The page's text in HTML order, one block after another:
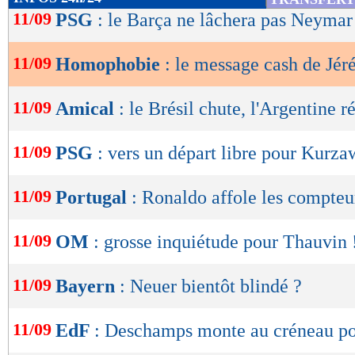
de
OK
11/09 PSG : le Barça ne lâchera pas Neymar
11/09 Homophobie : le message cash de
11/09 Amical : le Brésil chute, l'Argentine
11/09 PSG : vers un départ libre pour
11/09 Portugal : Ronaldo affole les
11/09 OM : grosse inquiétude pour Thauvin
11/09 Bayern : Neuer bientôt blindé ?
11/09 EdF : Deschamps monte au créneau